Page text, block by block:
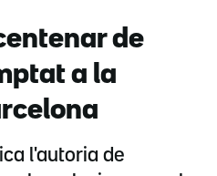
de
a la
l'autoria de